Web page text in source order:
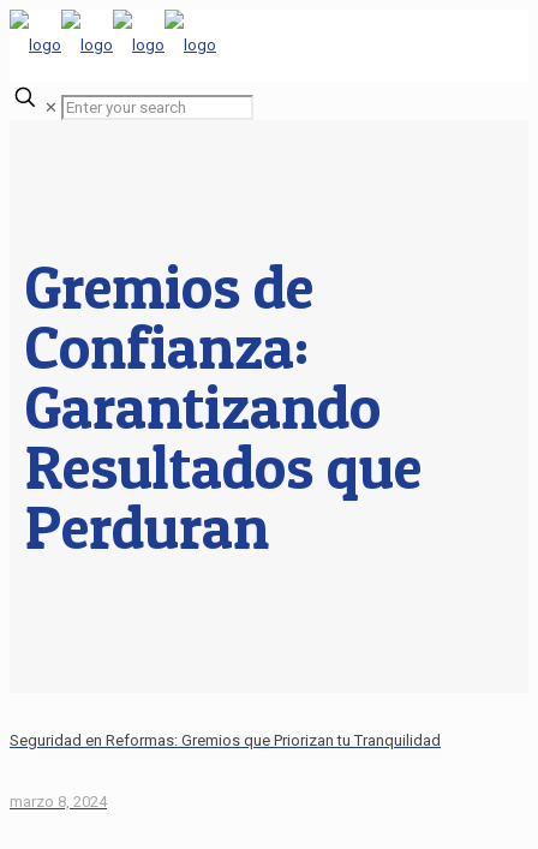
✕
Gremios de
Confianza:
Garantizando
Resultados que
Perduran
Seguridad en Reformas: Gremios que Priorizan tu Tranquilidad
marzo 8, 2024